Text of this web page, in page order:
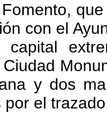
con el
y dos
el